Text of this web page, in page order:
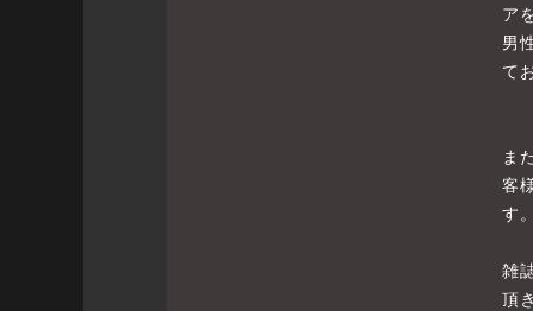
ア
男
て
ま
客
す
雑
頂